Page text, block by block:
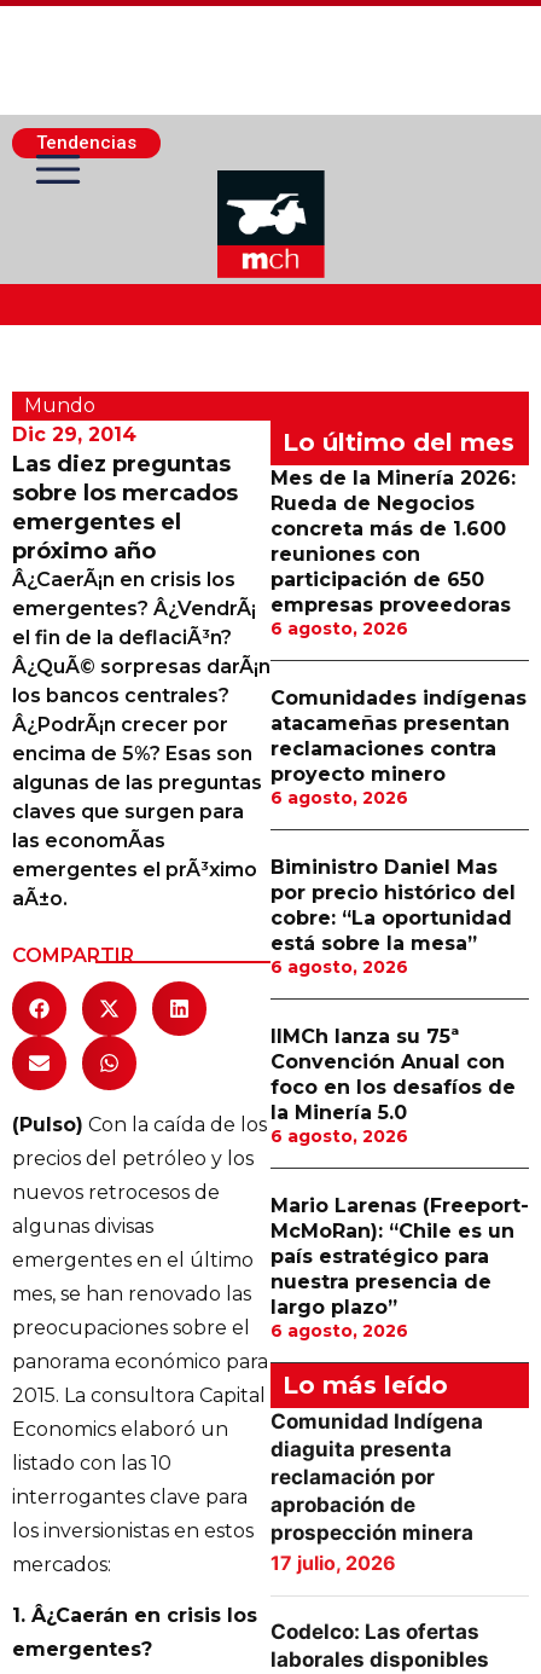
Tendencias
Actualidad Minera
Minería Superficie
Minerí­a Subterránea
Proveedores
Canal Digital
Columnas de Opinión
Designaciones
Calendario de Eventos
Revistas Digital
Siguenos
Mundo
Dic 29, 2014
Las diez preguntas
sobre los mercados
emergentes el
próximo año
Â¿CaerÃ¡n en crisis los
emergentes? Â¿VendrÃ¡
el fin de la deflaciÃ³n?
Â¿QuÃ© sorpresas darÃ¡n
los bancos centrales?
Â¿PodrÃ¡n crecer por
encima de 5%? Esas son
algunas de las preguntas
claves que surgen para
las economÃ­as
emergentes el prÃ³ximo
aÃ±o.
COMPARTIR
(Pulso) Con la caída de los
precios del petróleo y los
nuevos retrocesos de
algunas divisas
emergentes en el último
mes, se han renovado las
preocupaciones sobre el
panorama económico para
2015. La consultora Capital
Economics elaboró un
listado con las 10
interrogantes clave para
los inversionistas en estos
mercados:
1. Â¿Caerán en crisis los
emergentes?
Lo último del mes
Mes de la Minería 2026:
Rueda de Negocios
concreta más de 1.600
reuniones con
participación de 650
empresas proveedoras
6 agosto, 2026
Comunidades indígenas
atacameñas presentan
reclamaciones contra
proyecto minero
6 agosto, 2026
Biministro Daniel Mas
por precio histórico del
cobre: “La oportunidad
está sobre la mesa”
6 agosto, 2026
IIMCh lanza su 75ª
Convención Anual con
foco en los desafíos de
la Minería 5.0
6 agosto, 2026
Mario Larenas (Freeport-
McMoRan): “Chile es un
país estratégico para
nuestra presencia de
largo plazo”
6 agosto, 2026
Lo más leído
Comunidad Indígena
diaguita presenta
reclamación por
aprobación de
prospección minera
17 julio, 2026
Codelco: Las ofertas
laborales disponibles